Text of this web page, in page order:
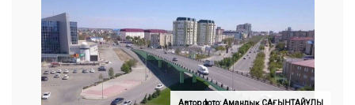
Автор фото: Амандық САҒЫНТАЙҰЛЫ